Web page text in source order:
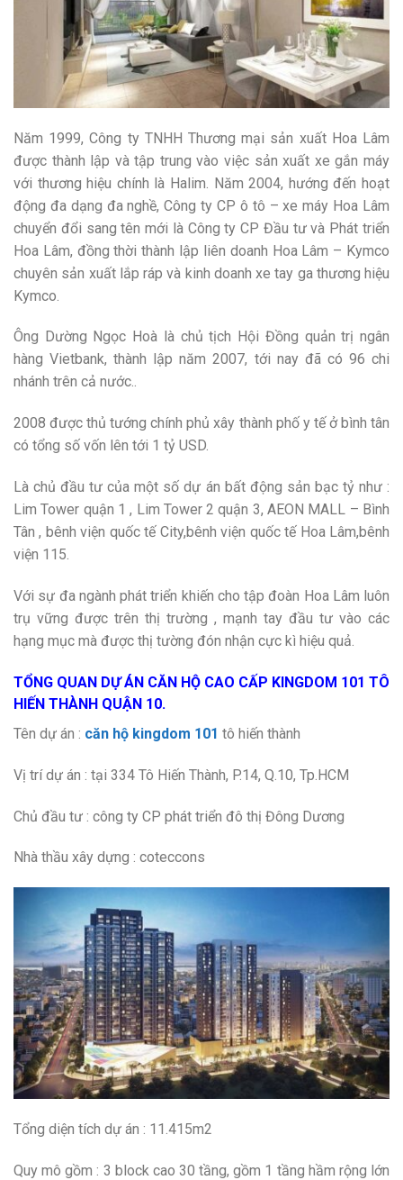
Năm 1999, Công ty TNHH Thương mại sản xuất Hoa Lâm
được thành lập và tập trung vào việc sản xuất xe gắn máy
với thương hiệu chính là Halim. Năm 2004, hướng đến hoạt
động đa dạng đa nghề, Công ty CP ô tô – xe máy Hoa Lâm
chuyển đổi sang tên mới là Công ty CP Đầu tư và Phát triển
Hoa Lâm, đồng thời thành lập liên doanh Hoa Lâm – Kymco
chuyên sản xuất lắp ráp và kinh doanh xe tay ga thương hiệu
Kymco.
Ông Dường Ngọc Hoà là chủ tịch Hội Đồng quản trị ngân
hàng Vietbank, thành lập năm 2007, tới nay đã có 96 chi
nhánh trên cả nước..
2008 được thủ tướng chính phủ xây thành phố y tế ở bình tân
có tổng số vốn lên tới 1 tỷ USD.
Là chủ đầu tư của một số dự án bất động sản bạc tỷ như :
Lim Tower quận 1 , Lim Tower 2 quận 3, AEON MALL – Bình
Tân , bênh viện quốc tế City,bênh viện quốc tế Hoa Lâm,bênh
viện 115.
Với sự đa ngành phát triển khiến cho tập đoàn Hoa Lâm luôn
trụ vững được trên thị trường , mạnh tay đầu tư vào các
hạng mục mà được thị tường đón nhận cực kì hiệu quả.
TỔNG QUAN DỰ ÁN CĂN HỘ CAO CẤP KINGDOM 101 TÔ
HIẾN THÀNH QUẬN 10.
Tên dự án : căn hộ kingdom 101 tô hiến thành
Vị trí dự án : tại 334 Tô Hiến Thành, P.14, Q.10, Tp.HCM
Chủ đầu tư : công ty CP phát triển đô thị Đông Dương
Nhà thầu xây dựng : coteccons
Tổng diện tích dự án : 11.415m2
Quy mô gồm : 3 block cao 30 tầng, gồm 1 tầng hầm rộng lớn